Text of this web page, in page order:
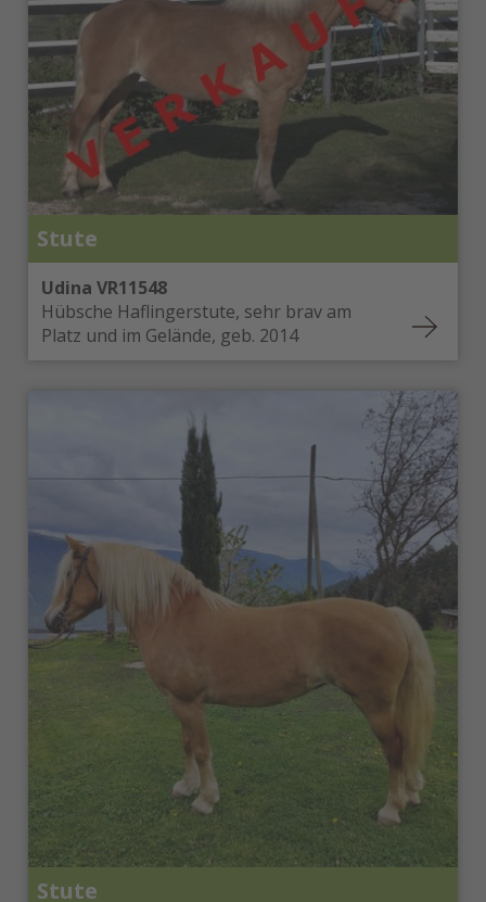
Stute
Udina VR11548
Hübsche Haflingerstute, sehr brav am
Platz und im Gelände, geb. 2014
Stute